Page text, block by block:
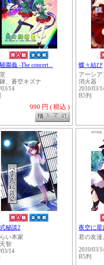
・・・・・・
園義 -The concert ..
、蒼空キズナ
14
990 円 ( 税込 )
蝶々結び
アーシア
消火器
2010/03/
B5判
秘談2
い本家
智
14
夜空に星
君の友達
2010/03/
B5判